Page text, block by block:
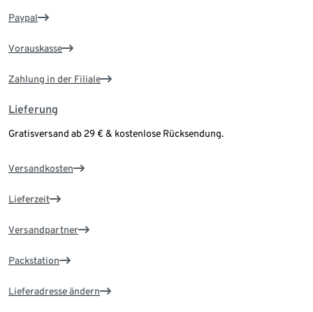
Paypal
Vorauskasse
Zahlung in der Filiale
Lieferung
Gratisversand ab 29 € & kostenlose Rücksendung.
Versandkosten
Lieferzeit
Versandpartner
Packstation
Lieferadresse ändern